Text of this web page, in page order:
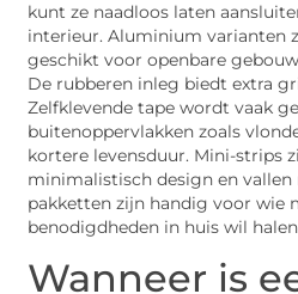
kunt ze naadloos laten
interieur. Aluminium varianten
geschikt voor openbare
De rubberen inleg biedt extra
Zelfklevende tape wordt vaak
buitenoppervlakken zoals
kortere levensduur. Mini-strips
minimalistisch design en vallen
pakketten zijn handig voor wie
benodigdheden in huis wil
Wanneer is